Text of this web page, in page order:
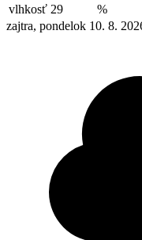
vlhkosť 29
%
zajtra, pondelok 10. 8.